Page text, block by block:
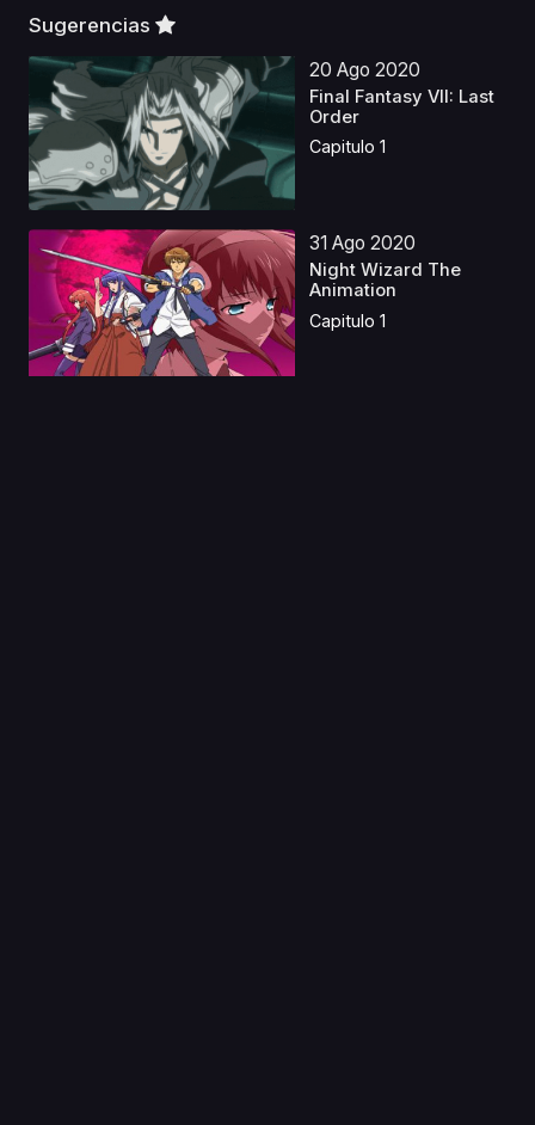
Sugerencias
20 Ago 2020
Final Fantasy VII: Last
Order
Capitulo 1
31 Ago 2020
Night Wizard The
Animation
Capitulo 1